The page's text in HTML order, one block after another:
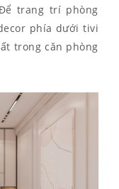
trang trí phòng
phía dưới tivi
trong căn phòng